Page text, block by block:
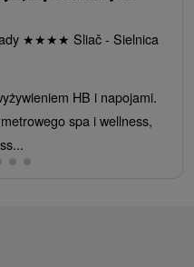
★★★★ Sliač - Sielnica
HB i napojami.
spa i wellness,